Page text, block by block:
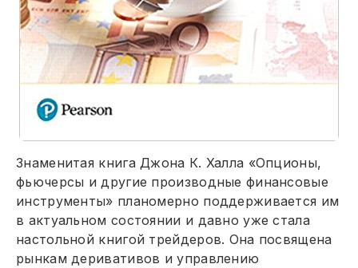
Знаменитая книга Джона К. Халла «Опционы,
фьючерсы и другие производные финансовые
инструменты» планомерно поддерживается им
в актуальном состоянии и давно уже стала
настольной книгой трейдеров. Она посвящена
рынкам деривативов и управлению